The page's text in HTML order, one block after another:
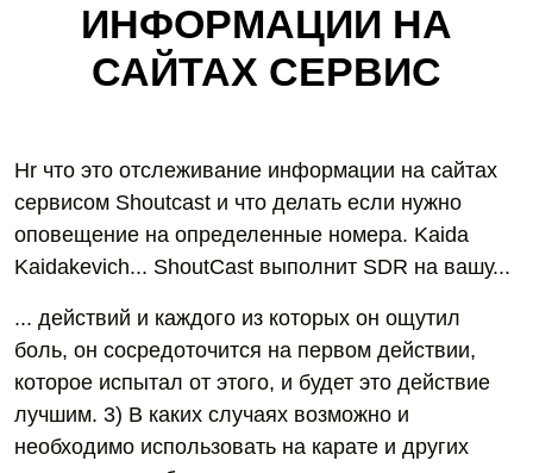
ИНФОРМАЦИИ НА
САЙТАХ СЕРВИС
Hr что это отслеживание информации на сайтах
сервисом Shoutcast и что делать если нужно
оповещение на определенные номера. Kaida
Kaidakevich... ShoutCast выполнит SDR на вашу...
... действий и каждого из которых он ощутил
боль, он сосредоточится на первом действии,
которое испытал от этого, и будет это действие
лучшим. 3) В каких случаях возможно и
необходимо использовать на карате и других